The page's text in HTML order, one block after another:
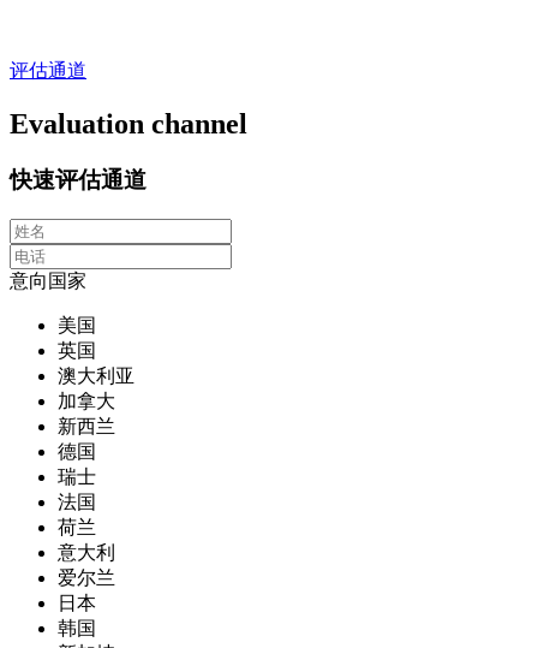
评估通道
Evaluation channel
快速评估通道
意向国家
美国
英国
澳大利亚
加拿大
新西兰
德国
瑞士
法国
荷兰
意大利
爱尔兰
日本
韩国